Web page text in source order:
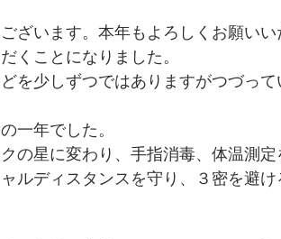
ざいます。本年もよろしくお願いい
くことになりました。
を少しずつではありますがつづって
一年でした。
の星に変わり、手指消毒、体温測
ルディスタンスを守り、３密を避